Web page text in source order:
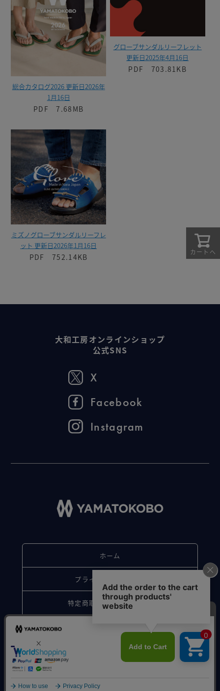
カートへ
総合カタログ2026 更新日2026年
1月16日
PDF 7.68MB
グローブサンダルリーフレット
更新日2025年4月16日
PDF 703.81KB
ミズノグローブサンダルリーフレ
ット 更新日2026年1月16日
PDF 752.14KB
大和工房オンラインショップ
公式SNS
X
Facebook
Instagram
ホーム
プライバシーポリシー
特定商取引法に基づく表記
© Sakagawa. All Rights Reserved.